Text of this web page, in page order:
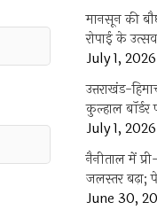
मानसून की
रोपाई के
July 1, 2026
उत्तराखंड-
कुल्हाल बॉर्डर
July 1, 2026
नैनीताल में
जलस्तर बढ़ा;
June 30,